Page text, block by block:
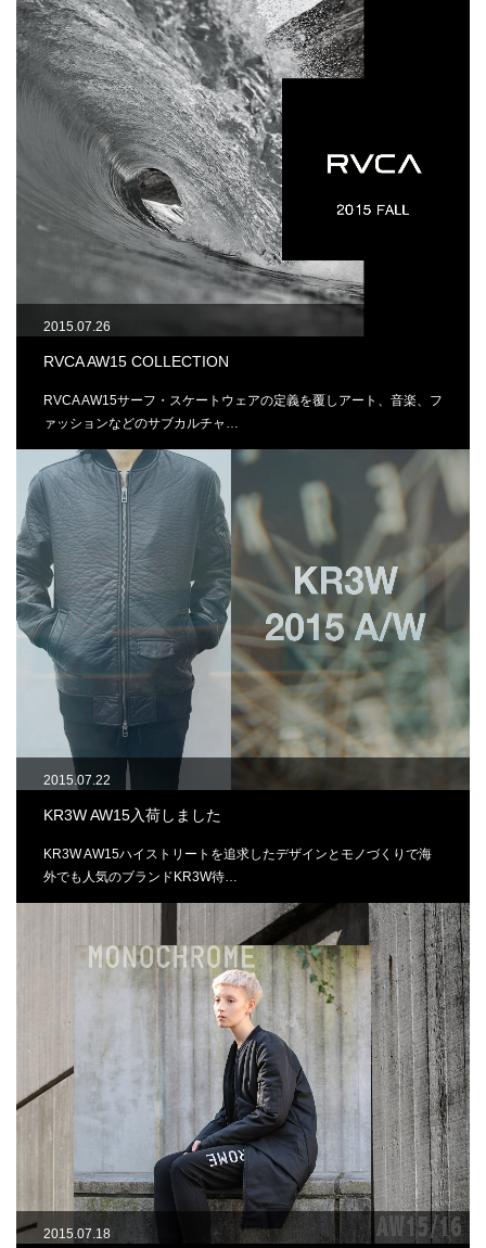
2015.07.26
RVCA AW15 COLLECTION
RVCA AW15サーフ・スケートウェアの定義を覆しアート、音楽、フ
ァッションなどのサブカルチャ…
2015.07.22
KR3W AW15入荷しました
KR3W AW15ハイストリートを追求したデザインとモノづくりで海
外でも人気のブランドKR3W待…
2015.07.18